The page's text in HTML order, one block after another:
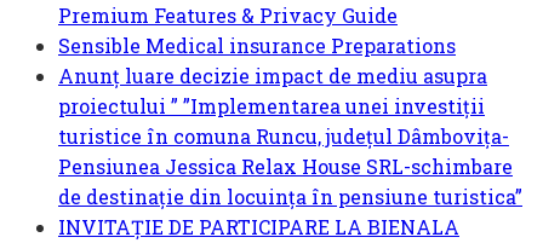
Premium Features & Privacy Guide
Sensible Medical insurance Preparations
Anunț luare decizie impact de mediu asupra
proiectului ” ”Implementarea unei investiții
turistice în comuna Runcu, județul Dâmbovița-
Pensiunea Jessica Relax House SRL-schimbare
de destinație din locuința în pensiune turistica”
INVITAȚIE DE PARTICIPARE LA BIENALA